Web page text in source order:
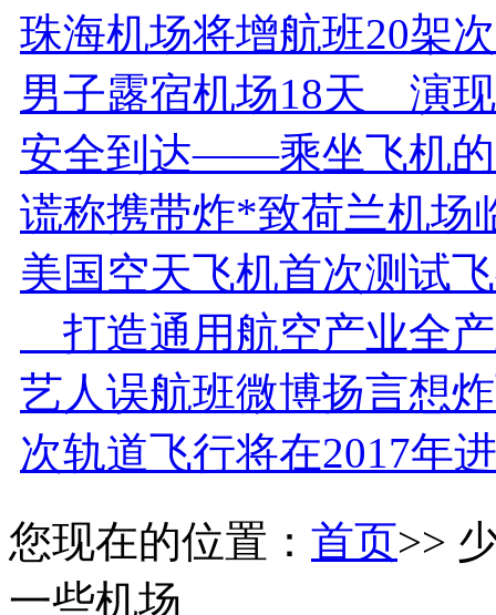
珠海机场将增航班20架
男子露宿机场18天 演
安全到达——乘坐飞机
谎称携带炸*致荷兰机场
美国空天飞机首次测试
打造通用航空产业全
艺人误航班微博扬言想
次轨道飞行将在2017年
您现在的位置： 首页>>
一些机场